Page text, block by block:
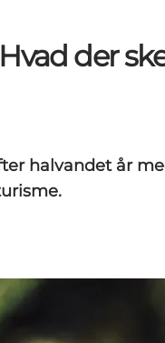
der
halvandet år